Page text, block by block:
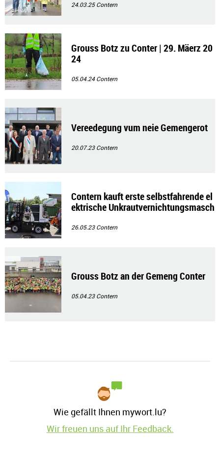
24.03.25Contern
Grouss Botz zu Conter | 29. Mäerz 20
24
05.04.24Contern
Vereedegung vum neie Gemengerot
20.07.23Contern
Contern kauft erste selbstfahrende el
ektrische Unkrautvernichtungsmasch
26.05.23Contern
Grouss Botz an der Gemeng Conter
05.04.23Contern
Wie gefällt Ihnen mywort.lu?
Wir freuen uns auf Ihr Feedback.